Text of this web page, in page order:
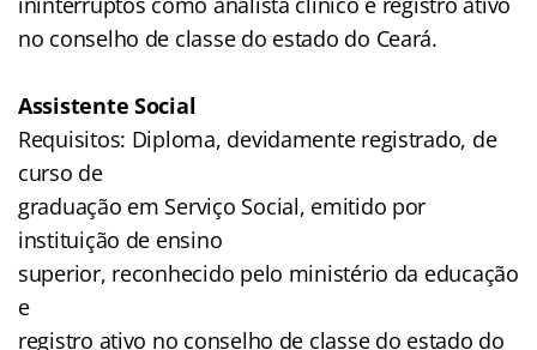
no conselho de classe do estado do Ceará.
Assistente Social
Requisitos: Diploma, devidamente registrado, de
curso de
graduação em Serviço Social, emitido por
instituição de ensino
superior, reconhecido pelo ministério da educação
e
registro ativo no conselho de classe do estado do